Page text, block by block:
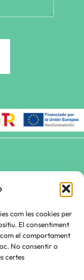
com les cookies per
El consentiment
el comportament
No consentir o
certes